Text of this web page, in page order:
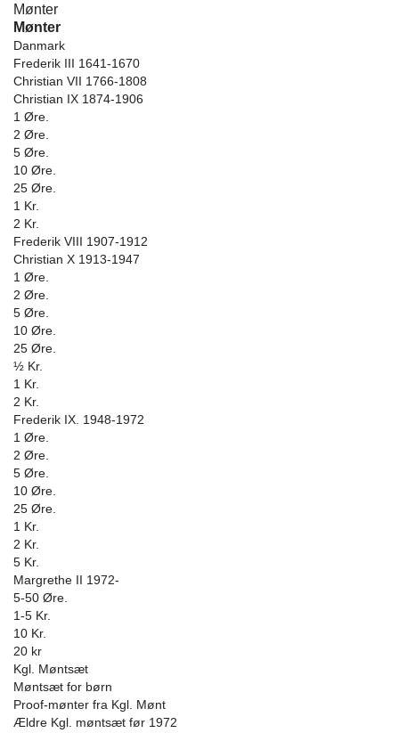
Mønter
Mønter
Danmark
Frederik III 1641-1670
Christian VII 1766-1808
Christian IX 1874-1906
1 Øre.
2 Øre.
5 Øre.
10 Øre.
25 Øre.
1 Kr.
2 Kr.
Frederik VIII 1907-1912
Christian X 1913-1947
1 Øre.
2 Øre.
5 Øre.
10 Øre.
25 Øre.
½ Kr.
1 Kr.
2 Kr.
Frederik IX. 1948-1972
1 Øre.
2 Øre.
5 Øre.
10 Øre.
25 Øre.
1 Kr.
2 Kr.
5 Kr.
Margrethe II 1972-
5-50 Øre.
1-5 Kr.
10 Kr.
20 kr
Kgl. Møntsæt
Møntsæt for børn
Proof-mønter fra Kgl. Mønt
Ældre Kgl. møntsæt før 1972